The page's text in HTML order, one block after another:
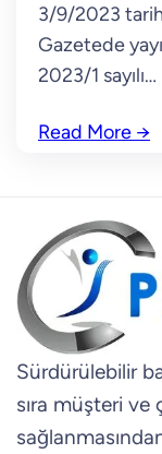
3/9/2023
Gazetede
2023/1 sayılı…
Read More →
Sürdürülebilir
sıra müşteri ve